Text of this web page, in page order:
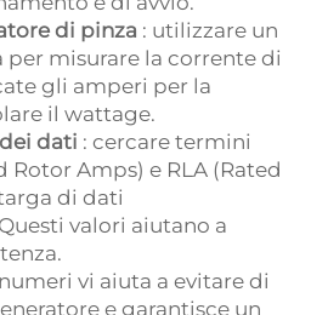
di pinza : utilizzare un
misurare la corrente di
gli amperi per la
il wattage.
dati : cercare termini
Rotor Amps) e RLA (Rated
di dati
valori aiutano a
vi aiuta a evitare di
e garantisce un